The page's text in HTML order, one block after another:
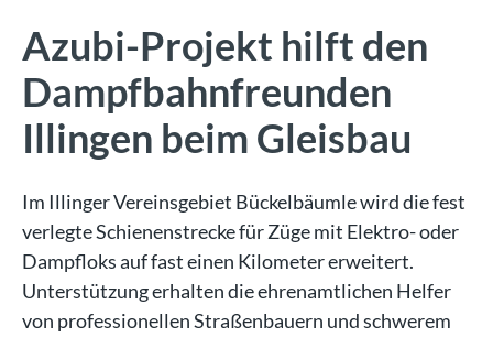
Azubi-Projekt hilft den
Dampfbahnfreunden
Illingen beim Gleisbau
Im Illinger Vereinsgebiet Bückelbäumle wird die fest
verlegte Schienenstrecke für Züge mit Elektro- oder
Dampfloks auf fast einen Kilometer erweitert.
Unterstützung erhalten die ehrenamtlichen Helfer
von professionellen Straßenbauern und schwerem